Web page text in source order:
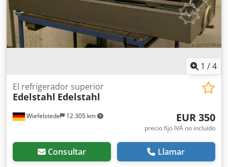
1 /4
Wiefelstede 12.305 km
El refrigerador superior
Edelstahl Edelstahl
EUR 350
precio fijo IVA no incluído
Consultar Llamar